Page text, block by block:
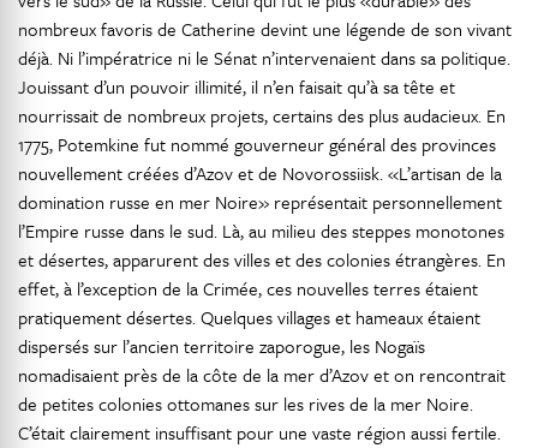
nombreux favoris de Catherine devint une légende de son vivant
déjà. Ni l’impératrice ni le Sénat n’intervenaient dans sa politique.
Jouissant d’un pouvoir illimité, il n’en faisait qu’à sa tête et
nourrissait de nombreux projets, certains des plus audacieux. En
1775, Potemkine fut nommé gouverneur général des provinces
nouvellement créées d’Azov et de Novorossiisk. «L’artisan de la
domination russe en mer Noire» représentait personnellement
l’Empire russe dans le sud. Là, au milieu des steppes monotones
et désertes, apparurent des villes et des colonies étrangères. En
effet, à l’exception de la Crimée, ces nouvelles terres étaient
pratiquement désertes. Quelques villages et hameaux étaient
dispersés sur l’ancien territoire zaporogue, les Nogaïs
nomadisaient près de la côte de la mer d’Azov et on rencontrait
de petites colonies ottomanes sur les rives de la mer Noire.
C’était clairement insuffisant pour une vaste région aussi fertile.